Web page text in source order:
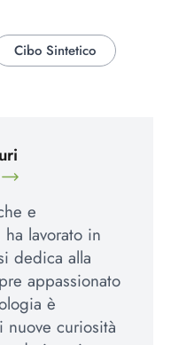
Cibo Sintetico
e
lavorato in
dedica alla
appassionato
è
nuove curiosità